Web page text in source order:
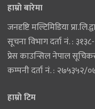
हाम्राे बारेमा
जनदृष्टि मल्टिमिडिया
सूचना विभाग दर्ता नं. :
प्रेस काउन्सिल नेपाल
कम्पनी दर्ता नं. : २७५३५२/
हाम्राे टिम